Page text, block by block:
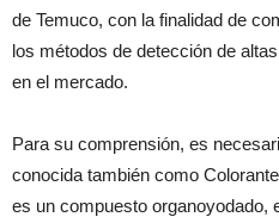
de Temuco, con la finalidad de
los métodos de detección de
en el mercado.
Para su comprensión, es
conocida también como
es un compuesto organoyodado,